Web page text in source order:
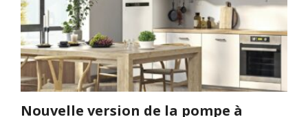
Nouvelle version de la pompe à